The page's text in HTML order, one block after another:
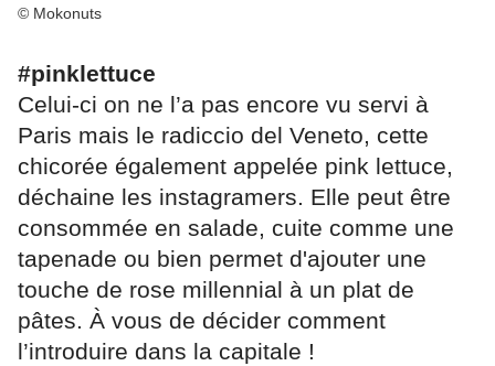
© Mokonuts
#pinklettuce
Celui-ci on ne l’a pas encore vu servi à
Paris mais le radiccio del Veneto, cette
chicorée également appelée pink lettuce,
déchaine les instagramers. Elle peut être
consommée en salade, cuite comme une
tapenade ou bien permet d'ajouter une
touche de rose millennial à un plat de
pâtes. À vous de décider comment
l’introduire dans la capitale !